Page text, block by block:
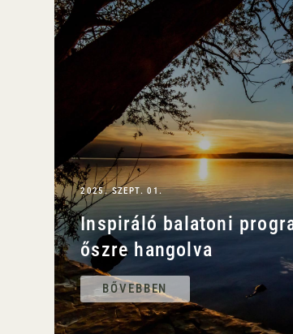
2025. SZEPT. 01.
Inspiráló balatoni
őszre hangolva
BŐVEBBEN